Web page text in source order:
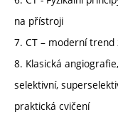
na přístroji
7. CT – moderní
8. Klasická
selektivní,
praktická cvičení